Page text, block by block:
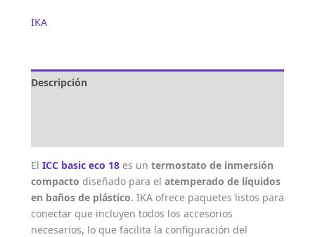
IKA
Descripción
El ICC basic eco 18 es un termostato de inmersión
compacto diseñado para el atemperado de líquidos
en baños de plástico. IKA ofrece paquetes listos para
conectar que incluyen todos los accesorios
necesarios, lo que facilita la configuración del